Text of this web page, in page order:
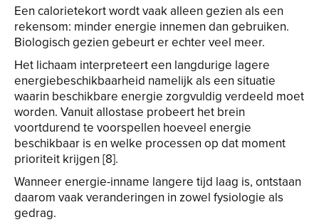
Een calorietekort wordt vaak alleen gezien als een
rekensom: minder energie innemen dan gebruiken.
Biologisch gezien gebeurt er echter veel meer.
Het lichaam interpreteert een langdurige lagere
energiebeschikbaarheid namelijk als een situatie
waarin beschikbare energie zorgvuldig verdeeld moet
worden. Vanuit allostase probeert het brein
voortdurend te voorspellen hoeveel energie
beschikbaar is en welke processen op dat moment
prioriteit krijgen [8].
Wanneer energie-inname langere tijd laag is, ontstaan
daarom vaak veranderingen in zowel fysiologie als
gedrag.